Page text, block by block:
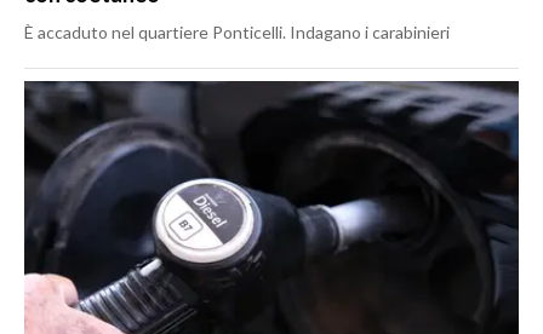
È accaduto nel quartiere Ponticelli. Indagano i carabinieri